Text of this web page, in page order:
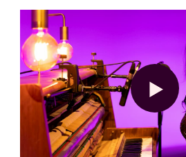
Voix incontournable du sud de
a grandi dans une famille de
collaboré avec Ludovico
encore Angélique Kidjo, et
Music Awarden 2018 avec
Salentino. Son premier album
2021 : associant l'électronique
et chantant toujours dans le